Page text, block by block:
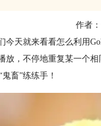
作者
天就来看看怎么利用
放，不停地重复某一个
畜”练练手！